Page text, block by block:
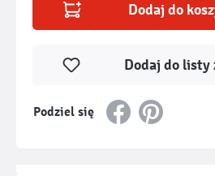
Dodaj do
Podziel się
Dodaj do listy